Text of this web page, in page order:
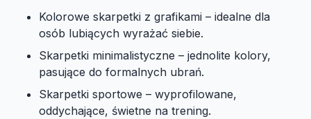
Kolorowe skarpetki z grafikami – idealne dla
osób lubiących wyrażać siebie.
Skarpetki minimalistyczne – jednolite kolory,
pasujące do formalnych ubrań.
Skarpetki sportowe – wyprofilowane,
oddychające, świetne na trening.